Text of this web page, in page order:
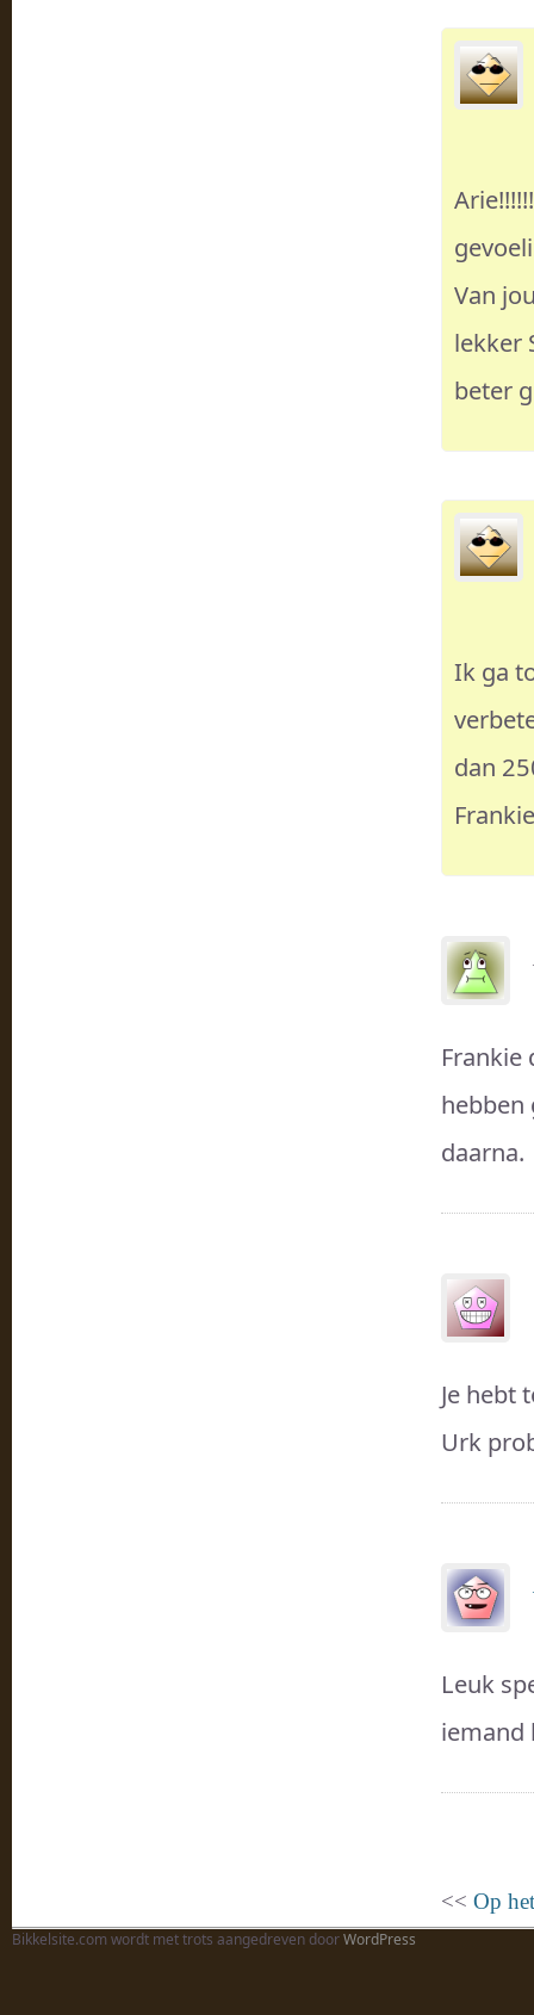
Van
lekker
beter
Ik ga
dan
Frankie
Frankie
hebben
daarna.
Je hebt
Urk
Leuk
iemand
<< Op
Bikkelsite.com wordt met trots aangedreven doorWordPress